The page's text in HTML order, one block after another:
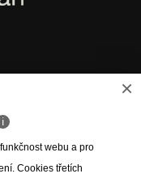
×
ℹ
webu a pro
Cookies třetích